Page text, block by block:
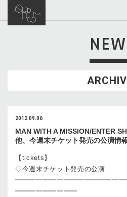
2012.09.06
MAN WITH A MISSION/ENTER
他、今週末チケット発売の公演情
【tickets】
◇今週末チケット発売の公演
━━━━━━━━━